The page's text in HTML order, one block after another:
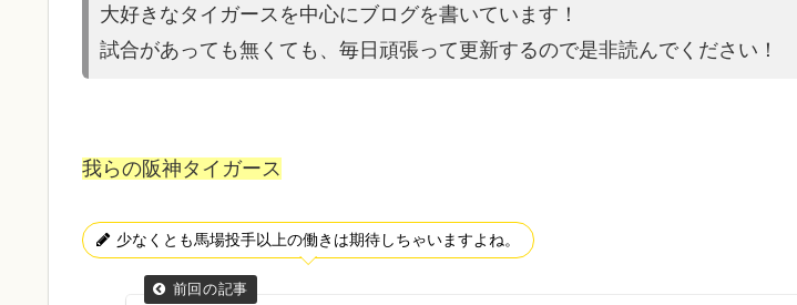
大好きなタイガースを中心にブログを書いています！
試合があって も無くても、毎日頑張って更新するので是非読んでください！
我らの阪神タイガース
少なくとも馬場投手以上の働きは期待しちゃいますよね。